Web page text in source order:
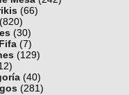
(66)
(820)
(30)
(7)
(129)
(40)
(281)